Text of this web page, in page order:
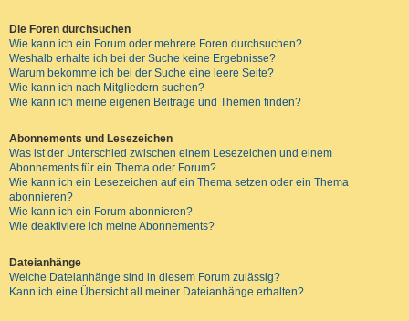
Die Foren durchsuchen
Wie kann ich ein Forum oder mehrere Foren durchsuchen?
Weshalb erhalte ich bei der Suche keine Ergebnisse?
Warum bekomme ich bei der Suche eine leere Seite?
Wie kann ich nach Mitgliedern suchen?
Wie kann ich meine eigenen Beiträge und Themen finden?
Abonnements und Lesezeichen
Was ist der Unterschied zwischen einem Lesezeichen und einem
Abonnements für ein Thema oder Forum?
Wie kann ich ein Lesezeichen auf ein Thema setzen oder ein Thema
abonnieren?
Wie kann ich ein Forum abonnieren?
Wie deaktiviere ich meine Abonnements?
Dateianhänge
Welche Dateianhänge sind in diesem Forum zulässig?
Kann ich eine Übersicht all meiner Dateianhänge erhalten?